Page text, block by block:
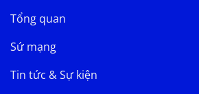
Tổng quan
Sứ mạng
Tin tức & Sự kiện